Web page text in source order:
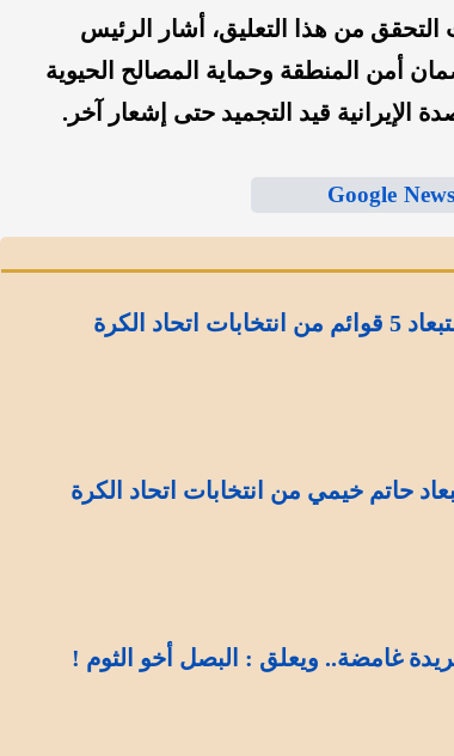
من هذا التعليق، أشار الرئيس
أمن المنطقة وحماية المصالح الحيوية
الإيرانية قيد التجميد حتى إشعار آخر.
الكرة
حاتم خيمي من انتخابات اتحاد الكرة
غامضة.. ويعلق : البصل أخو الثوم !